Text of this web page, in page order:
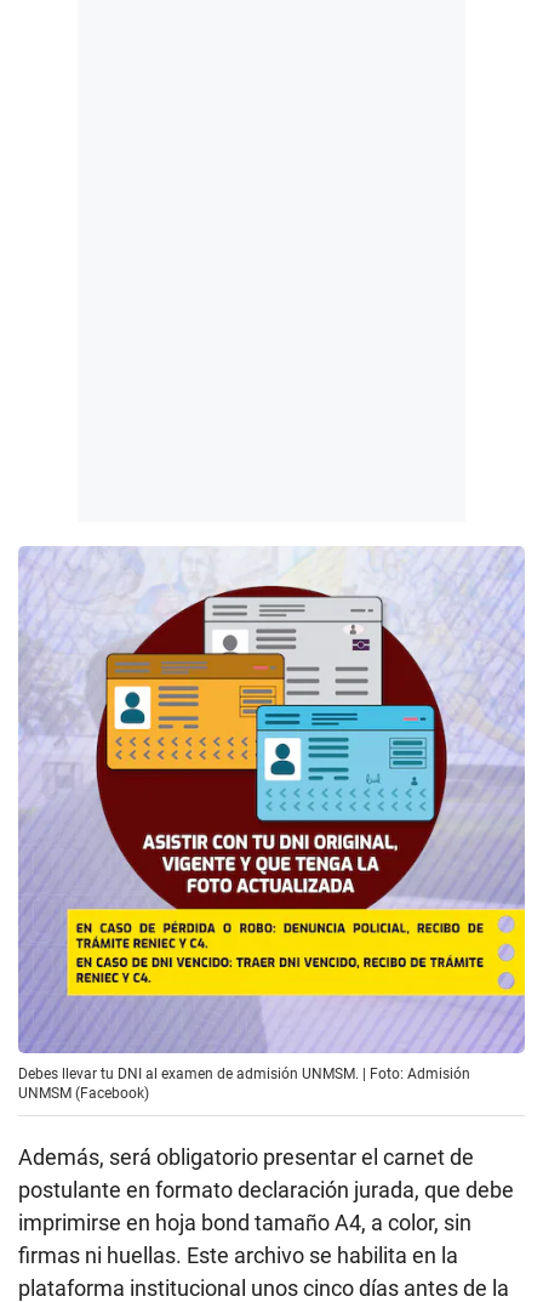
Debes llevar tu DNI al examen de admisión UNMSM. | Foto: Admisión
UNMSM (Facebook)
Además, será obligatorio presentar el carnet de
postulante en formato declaración jurada, que debe
imprimirse en hoja bond tamaño A4, a color, sin
firmas ni huellas. Este archivo se habilita en la
plataforma institucional unos cinco días antes de la